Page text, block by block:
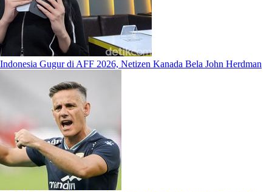
Indonesia Gugur di AFF 2026, Netizen Kanada Bela John Herdman